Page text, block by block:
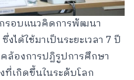
รอบแนวคิดการพัฒนา
ได้ใช้มาเป็นระยะเวลา 7 ปี
ล้องการปฏิรูปการศึกษา
ที่เกิดขึ้นในระดับโลก